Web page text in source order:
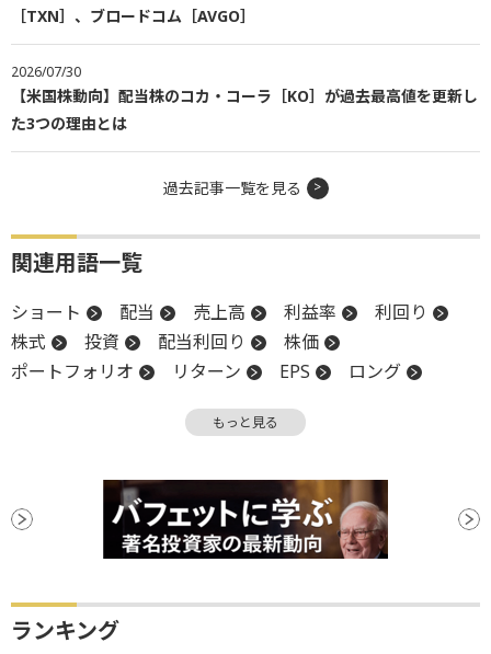
［TXN］、ブロードコム［AVGO］
2026/07/30
【米国株動向】配当株のコカ・コーラ［KO］が過去最高値を更新し
た3つの理由とは
過去記事一覧を見る
関連用語一覧
ショート 配当 売上高 利益率
利回り
株式
投資 配当利回り
株価
ポートフォリオ
リターン EPS
ロング
もっと見る
ランキング